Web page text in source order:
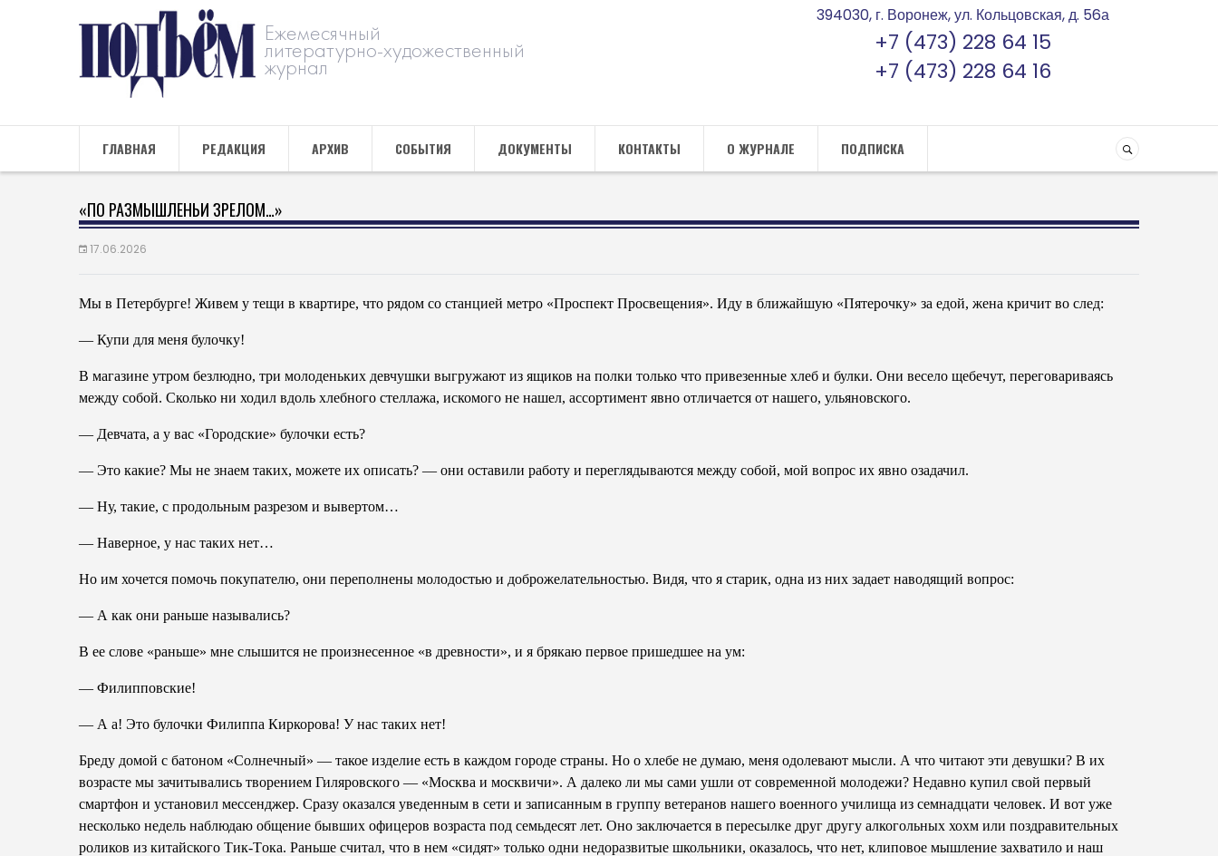
Ежемесячный
литературно-художественный
журнал
394030, г. Воронеж, ул. Кольцовская, д. 56а
+7 (473) 228 64 15
+7 (473) 228 64 16
ГЛАВНАЯ РЕДАКЦИЯ АРХИВ СОБЫТИЯ ДОКУМЕНТЫ КОНТАКТЫ О ЖУРНАЛЕ ПОДПИСКА
«ПО РАЗМЫШЛЕНЬИ ЗРЕЛОМ…»
17.06.2026
Мы в Петербурге! Живем у тещи в квартире, что рядом со станцией метро «Проспект Просвещения». Иду в ближайшую «Пятерочку» за едой, жена кричит во след:
— Купи для меня булочку!
В магазине утром безлюдно, три молоденьких девчушки выгружают из ящиков на полки только что привезенные хлеб и булки. Они весело щебечут, переговариваясь
между собой. Сколько ни ходил вдоль хлебного стеллажа, искомого не нашел, ассортимент явно отличается от нашего, ульяновского.
— Девчата, а у вас «Городские» булочки есть?
— Это какие? Мы не знаем таких, можете их описать? — они оставили работу и переглядываются между собой, мой вопрос их явно озадачил.
— Ну, такие, с продольным разрезом и вывертом…
— Наверное, у нас таких нет…
Но им хочется помочь покупателю, они переполнены молодостью и доброжелательностью. Видя, что я старик, одна из них задает наводящий вопрос:
— А как они раньше назывались?
В ее слове «раньше» мне слышится не произнесенное «в древности», и я брякаю первое пришедшее на ум:
— Филипповские!
— А а! Это булочки Филиппа Киркорова! У нас таких нет!
Бреду домой с батоном «Солнечный» — такое изделие есть в каждом городе страны. Но о хлебе не думаю, меня одолевают мысли. А что читают эти девушки? В их
возрасте мы зачитывались творением Гиляровского — «Москва и москвичи». А далеко ли мы сами ушли от современной молодежи? Недавно купил свой первый
смартфон и установил мессенджер. Сразу оказался уведенным в сети и записанным в группу ветеранов нашего военного училища из семнадцати человек. И вот уже
несколько недель наблюдаю общение бывших офицеров возраста под семьдесят лет. Оно заключается в пересылке друг другу алкогольных хохм или поздравительных
роликов из китайского Тик-Tока. Раньше считал, что в нем «сидят» только одни недоразвитые школьники, оказалось, что нет, клиповое мышление захватило и наш